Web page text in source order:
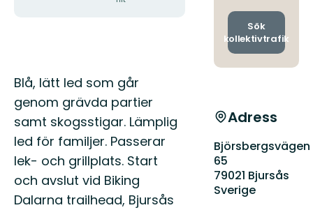
Beskrivning
Blå, lätt led som går
genom grävda partier
samt skogsstigar. Lämplig
led för familjer. Passerar
lek- och grillplats. Start
och avslut vid Biking
Dalarna trailhead, Bjursås
och
Sök
kollektivtrafik
Adress
Björsbergsvägen
65
79021 Bjursås
Sverige